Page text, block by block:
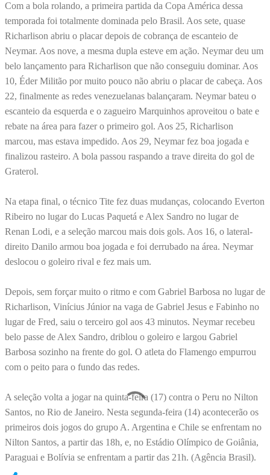
Com a bola rolando, a primeira partida da Copa América dessa
temporada foi totalmente dominada pelo Brasil. Aos sete, quase
Richarlison abriu o placar depois de cobrança de escanteio de
Neymar. Aos nove, a mesma dupla esteve em ação. Neymar deu um
belo lançamento para Richarlison que não conseguiu dominar. Aos
10, Éder Militão por muito pouco não abriu o placar de cabeça. Aos
22, finalmente as redes venezuelanas balançaram. Neymar bateu o
escanteio da esquerda e o zagueiro Marquinhos aproveitou o bate e
rebate na área para fazer o primeiro gol. Aos 25, Richarlison
marcou, mas estava impedido. Aos 29, Neymar fez boa jogada e
finalizou rasteiro. A bola passou raspando a trave direita do gol de
Graterol.
Na etapa final, o técnico Tite fez duas mudanças, colocando Everton
Ribeiro no lugar do Lucas Paquetá e Alex Sandro no lugar de
Renan Lodi, e a seleção marcou mais dois gols. Aos 16, o lateral-
direito Danilo armou boa jogada e foi derrubado na área. Neymar
deslocou o goleiro rival e fez mais um.
Depois, sem forçar muito o ritmo e com Gabriel Barbosa no lugar de
Richarlison, Vinícius Júnior na vaga de Gabriel Jesus e Fabinho no
lugar de Fred, saiu o terceiro gol aos 43 minutos. Neymar recebeu
belo passe de Alex Sandro, driblou o goleiro e largou Gabriel
Barbosa sozinho na frente do gol. O atleta do Flamengo empurrou
com o peito para o fundo das redes.
A seleção volta a jogar na quinta-feira (17) contra o Peru no Nilton
Santos, no Rio de Janeiro. Nesta segunda-feira (14) acontecerão os
primeiros dois jogos do grupo A. Argentina e Chile se enfrentam no
Nilton Santos, a partir das 18h, e, no Estádio Olímpico de Goiânia,
Paraguai e Bolívia se enfrentam a partir das 21h. (Agência Brasil).